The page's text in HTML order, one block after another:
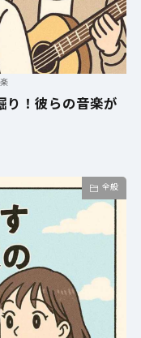
り！彼らの音楽が
全般